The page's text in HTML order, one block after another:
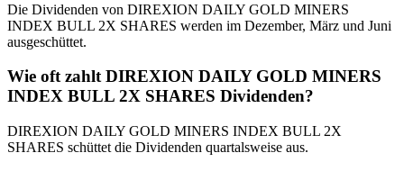
Die Dividenden von DIREXION DAILY GOLD MINERS
INDEX BULL 2X SHARES werden im Dezember, März und Juni
ausgeschüttet.
Wie oft zahlt DIREXION DAILY GOLD MINERS
INDEX BULL 2X SHARES Dividenden?
DIREXION DAILY GOLD MINERS INDEX BULL 2X
SHARES schüttet die Dividenden quartalsweise aus.